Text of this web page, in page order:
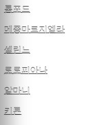
톰포드
메종마르지엘라
셀린느
로로피아나
알마니
키톤